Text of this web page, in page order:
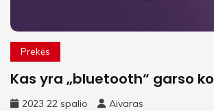
Prekės
Kas yra „bluetooth“ garso
2023 22 spalio Aivaras